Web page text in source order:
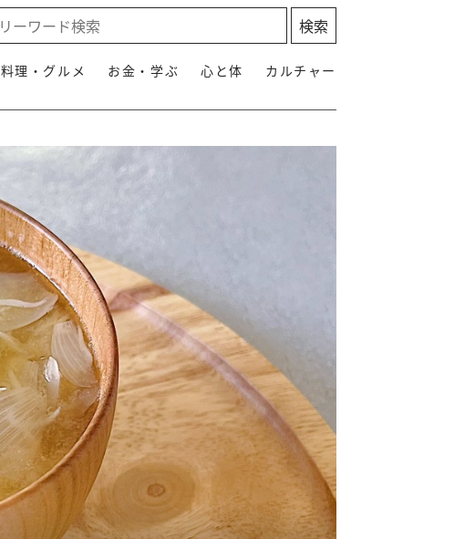
料理・グルメ お金・学ぶ 心と体 カルチャー